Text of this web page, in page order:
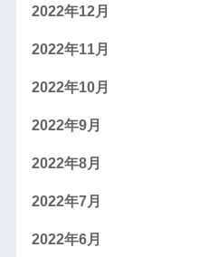
2022年12月
2022年11月
2022年10月
2022年9月
2022年8月
2022年7月
2022年6月